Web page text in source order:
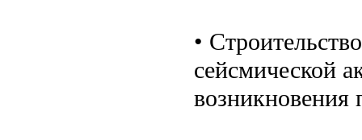
•
сейсмической
возникновения